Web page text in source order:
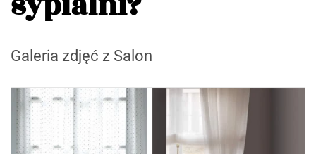
Galeria zdjęć z Salon